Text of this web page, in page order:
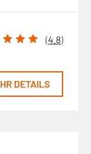
(4.8)
DETAILS